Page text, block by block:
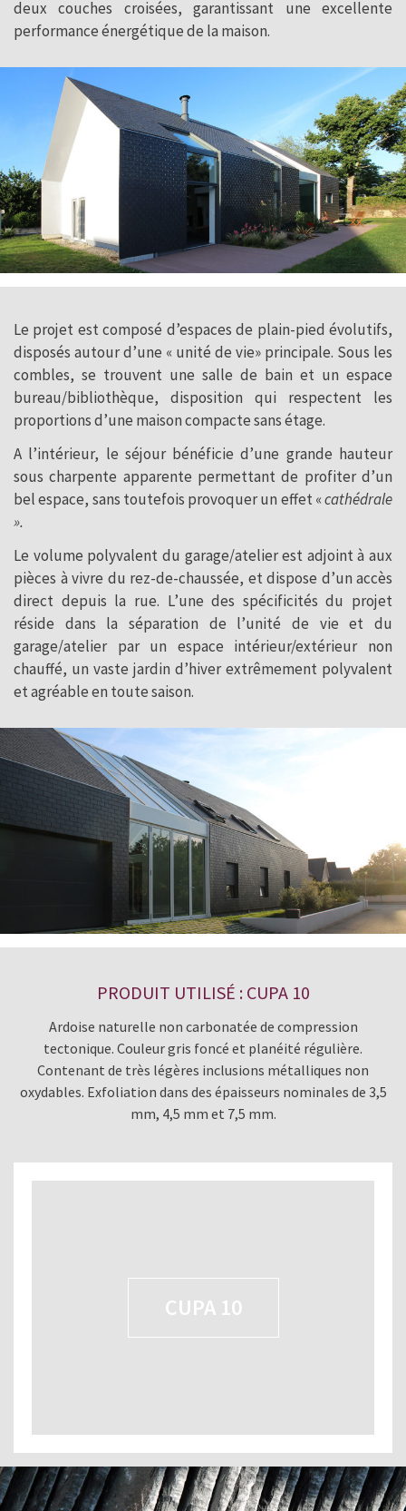
deux couches croisées, garantissant une excellente
performance énergétique de la maison.
Le projet est composé d’espaces de plain-pied évolutifs,
disposés autour d’une « unité de vie» principale. Sous les
combles, se trouvent une salle de bain et un espace
bureau/bibliothèque, disposition qui respectent les
proportions d’une maison compacte sans étage.
A l’intérieur, le séjour bénéficie d’une grande hauteur
sous charpente apparente permettant de profiter d’un
bel espace, sans toutefois provoquer un effet «cathédrale
».
Le volume polyvalent du garage/atelier est adjoint à aux
pièces à vivre du rez-de-chaussée, et dispose d’un accès
direct depuis la rue. L’une des spécificités du projet
réside dans la séparation de l’unité de vie et du
garage/atelier par un espace intérieur/extérieur non
chauffé, un vaste jardin d’hiver extrêmement polyvalent
et agréable en toute saison.
PRODUIT UTILISÉ : CUPA 10
Ardoise naturelle non carbonatée de compression
tectonique. Couleur gris foncé et planéité régulière.
Contenant de très légères inclusions métalliques non
oxydables. Exfoliation dans des épaisseurs nominales de 3,5
mm, 4,5 mm et 7,5 mm.
CUPA 10